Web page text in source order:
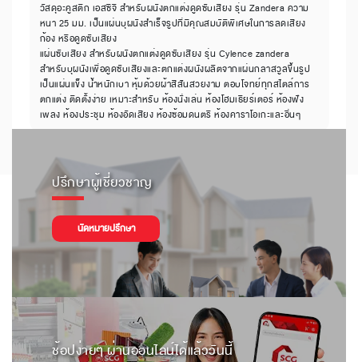
วัสดุอะคูสติก เอสซีจี สำหรับผนังตกแต่งดูดซับเสียง รุ่น Zandera ความ
หนา 25 มม. เป็นแผ่นบุผนังสำเร็จรูปที่มีคุณสมบัติพิเศษในการลดเสียง
ก้อง หรือดูดซับเสียง
แผ่นซับเสียง สำหรับผนังตกแต่งดูดซับเสียง รุ่น Cylence zandera
สำหรับบุผนังเพื่อดูดซับเสียงและตกแต่งผนังผลิตจากแผ่นกลาสวูลขึ้นรูป
เป็นแผ่นแข็ง น้ำหนักเบา หุ้มด้วยผ้าสีสันสวยงาม ตอบโจทย์ทุกสไตล์การ
ตกแต่ง ติดตั้งง่าย เหมาะสำหรับ ห้องนั่งเล่น ห้องโฮมเธียร์เตอร์ ห้องฟัง
เพลง ห้องประชุม ห้องอัดเสียง ห้องซ้อมดนตรี ห้องคาราโอเกะและอื่นๆ
ปรึกษาผู้เชี่ยวชาญ
นัดหมายปรึกษา
ช้อปง่ายๆ ผ่านออนไลน์ได้แล้ววันนี้